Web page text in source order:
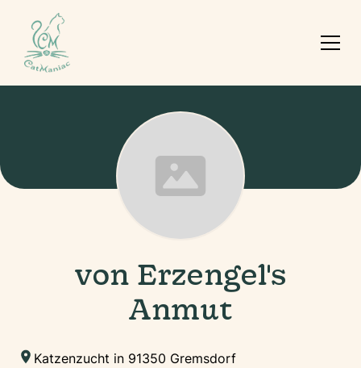
von Erzengel's
Anmut
Katzenzucht in 91350 Gremsdorf